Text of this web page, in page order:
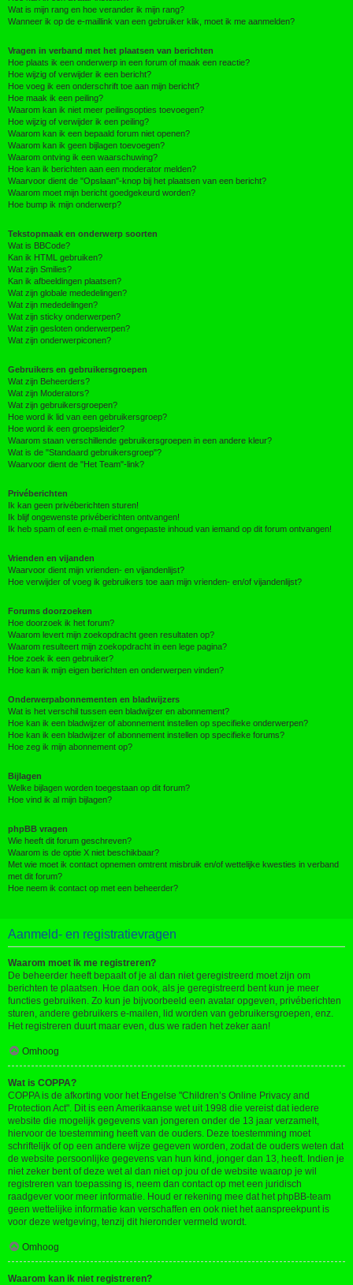
Wat is mijn rang en hoe verander ik mijn rang?
Wanneer ik op de e-maillink van een gebruiker klik, moet ik me aanmelden?
Vragen in verband met het plaatsen van berichten
Hoe plaats ik een onderwerp in een forum of maak een reactie?
Hoe wijzig of verwijder ik een bericht?
Hoe voeg ik een onderschrift toe aan mijn bericht?
Hoe maak ik een peiling?
Waarom kan ik niet meer peilingsopties toevoegen?
Hoe wijzig of verwijder ik een peiling?
Waarom kan ik een bepaald forum niet openen?
Waarom kan ik geen bijlagen toevoegen?
Waarom ontving ik een waarschuwing?
Hoe kan ik berichten aan een moderator melden?
Waarvoor dient de "Opslaan"-knop bij het plaatsen van een bericht?
Waarom moet mijn bericht goedgekeurd worden?
Hoe bump ik mijn onderwerp?
Tekstopmaak en onderwerp soorten
Wat is BBCode?
Kan ik HTML gebruiken?
Wat zijn Smilies?
Kan ik afbeeldingen plaatsen?
Wat zijn globale mededelingen?
Wat zijn mededelingen?
Wat zijn sticky onderwerpen?
Wat zijn gesloten onderwerpen?
Wat zijn onderwerpiconen?
Gebruikers en gebruikersgroepen
Wat zijn Beheerders?
Wat zijn Moderators?
Wat zijn gebruikersgroepen?
Hoe word ik lid van een gebruikersgroep?
Hoe word ik een groepsleider?
Waarom staan verschillende gebruikersgroepen in een andere kleur?
Wat is de "Standaard gebruikersgroep"?
Waarvoor dient de "Het Team"-link?
Privéberichten
Ik kan geen privéberichten sturen!
Ik blijf ongewenste privéberichten ontvangen!
Ik heb spam of een e-mail met ongepaste inhoud van iemand op dit forum ontvangen!
Vrienden en vijanden
Waarvoor dient mijn vrienden- en vijandenlijst?
Hoe verwijder of voeg ik gebruikers toe aan mijn vrienden- en/of vijandenlijst?
Forums doorzoeken
Hoe doorzoek ik het forum?
Waarom levert mijn zoekopdracht geen resultaten op?
Waarom resulteert mijn zoekopdracht in een lege pagina?
Hoe zoek ik een gebruiker?
Hoe kan ik mijn eigen berichten en onderwerpen vinden?
Onderwerpabonnementen en bladwijzers
Wat is het verschil tussen een bladwijzer en abonnement?
Hoe kan ik een bladwijzer of abonnement instellen op specifieke onderwerpen?
Hoe kan ik een bladwijzer of abonnement instellen op specifieke forums?
Hoe zeg ik mijn abonnement op?
Bijlagen
Welke bijlagen worden toegestaan op dit forum?
Hoe vind ik al mijn bijlagen?
phpBB vragen
Wie heeft dit forum geschreven?
Waarom is de optie X niet beschikbaar?
Met wie moet ik contact opnemen omtrent misbruik en/of wettelijke kwesties in verband
met dit forum?
Hoe neem ik contact op met een beheerder?
Aanmeld- en registratievragen
Waarom moet ik me registreren?
De beheerder heeft bepaalt of je al dan niet geregistreerd moet zijn om
berichten te plaatsen. Hoe dan ook, als je geregistreerd bent kun je meer
functies gebruiken. Zo kun je bijvoorbeeld een avatar opgeven, privéberichten
sturen, andere gebruikers e-mailen, lid worden van gebruikersgroepen, enz.
Het registreren duurt maar even, dus we raden het zeker aan!
Omhoog
Wat is COPPA?
COPPA is de afkorting voor het Engelse "Children’s Online Privacy and
Protection Act". Dit is een Amerikaanse wet uit 1998 die vereist dat iedere
website die mogelijk gegevens van jongeren onder de 13 jaar verzamelt,
hiervoor de toestemming heeft van de ouders. Deze toestemming moet
schriftelijk of op een andere wijze gegeven worden, zodat de ouders weten dat
de website persoonlijke gegevens van hun kind, jonger dan 13, heeft. Indien je
niet zeker bent of deze wet al dan niet op jou of de website waarop je wil
registreren van toepassing is, neem dan contact op met een juridisch
raadgever voor meer informatie. Houd er rekening mee dat het phpBB-team
geen wettelijke informatie kan verschaffen en ook niet het aanspreekpunt is
voor deze wetgeving, tenzij dit hieronder vermeld wordt.
Omhoog
Waarom kan ik niet registreren?